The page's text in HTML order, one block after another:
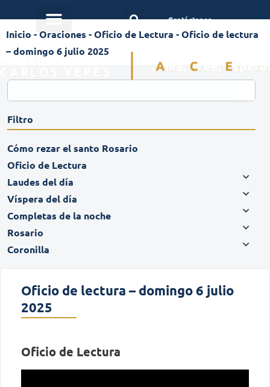
Contáctanos
Inicio -Oraciones -Oficio de Lectura -Oficio de lectura
– domingo 6 julio 2025
Filtro
Cómo rezar el santo Rosario
Oficio de Lectura
Laudes del día
Víspera del día
Completas de la noche
Rosario
Coronilla
Oficio de lectura – domingo 6 julio
2025
Oficio de Lectura